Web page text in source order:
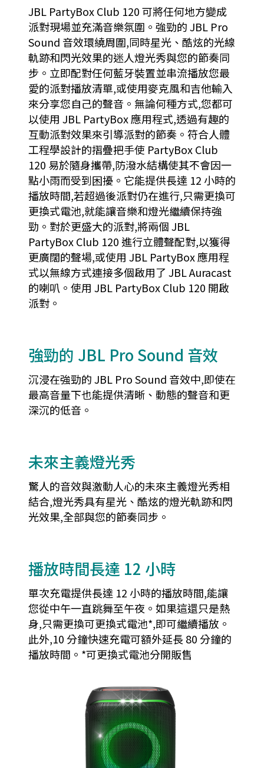
JBL PartyBox Club 120 可將任何地方變成
派對現場並充滿音樂氛圍。強勁的 JBL Pro
Sound 音效環繞周圍,同時星光、酷炫的光線
軌跡和閃光效果的迷人燈光秀與您的節奏同
步。立即配對任何藍牙裝置並串流播放您最
愛的派對播放清單,或使用麥克風和吉他輸入
來分享您自己的聲音。無論何種方式,您都可
以使用 JBL PartyBox 應用程式,透過有趣的
互動派對效果來引導派對的節奏。符合人體
工程學設計的摺疊把手使 PartyBox Club
120 易於隨身攜帶,防潑水結構使其不會因一
點小雨而受到困擾。它能提供長達 12 小時的
播放時間,若超過後派對仍在進行,只需更換可
更換式電池,就能讓音樂和燈光繼續保持強
勁。對於更盛大的派對,將兩個 JBL
PartyBox Club 120 進行立體聲配對,以獲得
更廣闊的聲場,或使用 JBL PartyBox 應用程
式以無線方式連接多個啟用了 JBL Auracast
的喇叭。使用 JBL PartyBox Club 120 開啟
派對。
強勁的 JBL Pro Sound 音效
沉浸在強勁的 JBL Pro Sound 音效中,即使在
最高音量下也能提供清晰、動態的聲音和更
深沉的低音。
未來主義燈光秀
驚人的音效與激動人心的未來主義燈光秀相
結合,燈光秀具有星光、酷炫的燈光軌跡和閃
光效果,全部與您的節奏同步。
播放時間長達 12 小時
單次充電提供長達 12 小時的播放時間,能讓
您從中午一直跳舞至午夜。如果這還只是熱
身,只需更換可更換式電池*,即可繼續播放。
此外,10 分鐘快速充電可額外延長 80 分鐘的
播放時間。*可更換式電池分開販售